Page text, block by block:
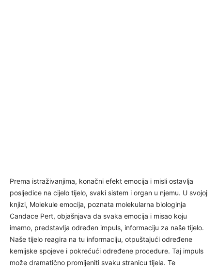
Prema istraživanjima, konačni efekt emocija i misli ostavlja
posljedice na cijelo tijelo, svaki sistem i organ u njemu. U svojoj
knjizi, Molekule emocija, poznata molekularna biologinja
Candace Pert, objašnjava da svaka emocija i misao koju
imamo, predstavlja određen impuls, informaciju za naše tijelo.
Naše tijelo reagira na tu informaciju, otpuštajući određene
kemijske spojeve i pokrećući određene procedure. Taj impuls
može dramatično promijeniti svaku stranicu tijela. Te